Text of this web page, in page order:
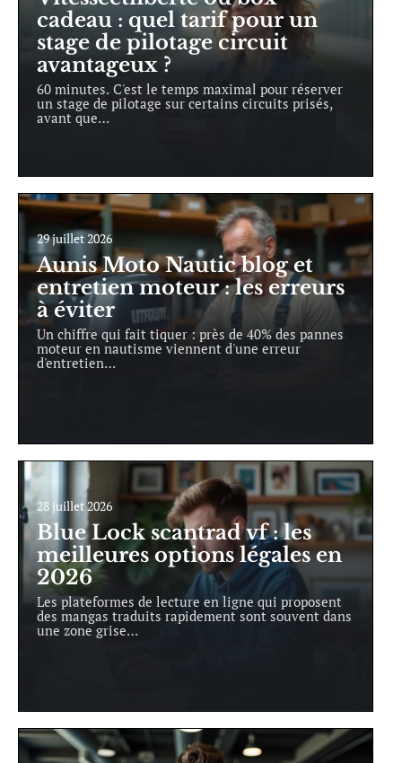
cadeau : quel tarif pour un
stage de pilotage circuit
avantageux ?
60 minutes. C'est le temps maximal pour réserver
un stage de pilotage sur certains circuits prisés,
avant que…
29 juillet 2026
Aunis Moto Nautic blog et
entretien moteur : les erreurs
à éviter
Un chiffre qui fait tiquer : près de 40% des pannes
moteur en nautisme viennent d'une erreur
d'entretien…
28 juillet 2026
Blue Lock scantrad vf : les
meilleures options légales en
2026
Les plateformes de lecture en ligne qui proposent
des mangas traduits rapidement sont souvent dans
une zone grise…